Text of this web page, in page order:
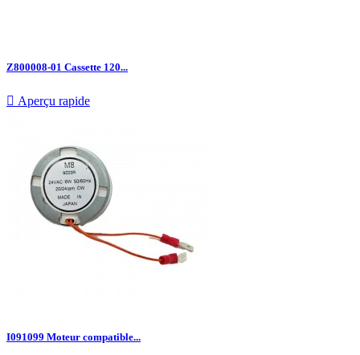
Z800008-01 Cassette 120...
 Aperçu rapide
I091099 Moteur compatible...